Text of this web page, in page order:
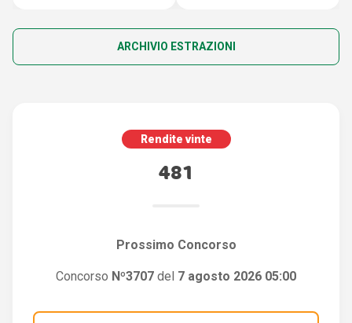
ARCHIVIO ESTRAZIONI
Rendite vinte
481
Prossimo Concorso
Concorso Nº3707 del 7 agosto 2026 05:00